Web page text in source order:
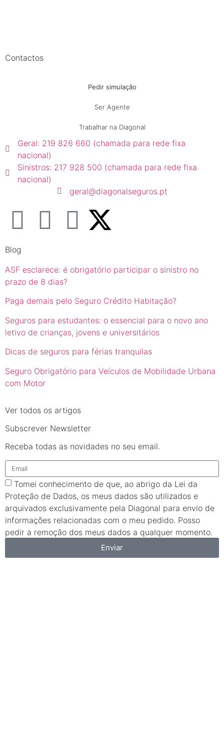
Contactos
Pedir simulação
Ser Agente
Trabalhar na Diagonal
Geral: 219 826 660 (chamada para rede fixa
nacional)
Sinistros: 217 928 500 (chamada para rede fixa
nacional)
geral@diagonalseguros.pt
Blog
ASF esclarece: é obrigatório participar o sinistro no
prazo de 8 dias?
Paga demais pelo Seguro Crédito Habitação?
Seguros para estudantes: o essencial para o novo ano
letivo de crianças, jovens e universitários
Dicas de seguros para férias tranquilas
Seguro Obrigatório para Veículos de Mobilidade Urbana
com Motor
Ver todos os artigos
Subscrever Newsletter
Receba todas as novidades no seu email.
Tomei conhecimento de que, ao abrigo da Lei da
Proteção de Dados, os meus dados são utilizados e
arquivados exclusivamente pela Diagonal para envio de
informações relacionadas com o meu pedido. Posso
pedir a remoção dos meus dados a qualquer momento.
Enviar